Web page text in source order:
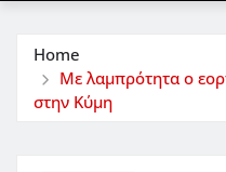
Home
Με λαμπρότητα ο
στην Κύμη